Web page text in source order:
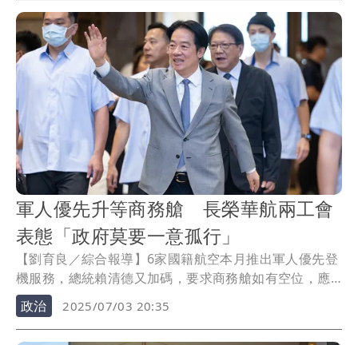
軍人優先升等商務艙 長榮華航兩工會
表態「政府莫要一意孤行」
【劉育良／綜合報導】6家國籍航空本月推出軍人優先登
機服務，總統賴清德又加碼，要求商務艙如有空位，應
該讓軍人自動升等，並下令交通部長陳世凱進行交涉。
中華航空企業工會及長榮航空企業工會今天發表聯合聲
明，表示支持照顧國軍政策，但「反對國家將成本轉嫁
政治 2025/07/03 20:35